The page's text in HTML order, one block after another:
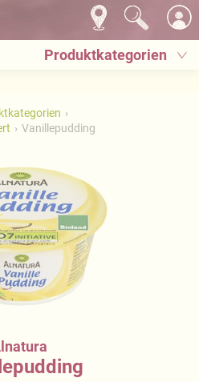
Produktkategorien
Vanillepudding